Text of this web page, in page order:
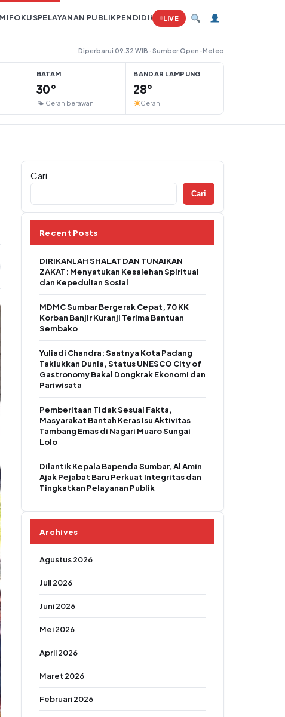
FOKUSPELAYANAN PUBLIKPENDIDIKAN PERTANIANHUKUM
LIVE
Diperbarui 09.32 WIB · Sumber Open-Meteo
BATAM
30°
🌤 Cerah berawan
BANDAR LAMPUNG
28°
Cerah
Cari
Cari
Recent Posts
DIRIKANLAH SHALAT DAN TUNAIKAN
ZAKAT: Menyatukan Kesalehan Spiritual
dan Kepedulian Sosial
MDMC Sumbar Bergerak Cepat, 70 KK
Korban Banjir Kuranji Terima Bantuan
Sembako
Yuliadi Chandra: Saatnya Kota Padang
Taklukkan Dunia, Status UNESCO City of
Gastronomy Bakal Dongkrak Ekonomi dan
Pariwisata
Pemberitaan Tidak Sesuai Fakta,
Masyarakat Bantah Keras Isu Aktivitas
Tambang Emas di Nagari Muaro Sungai
Lolo
Dilantik Kepala Bapenda Sumbar, Al Amin
Ajak Pejabat Baru Perkuat Integritas dan
Tingkatkan Pelayanan Publik
Archives
Agustus 2026
Juli 2026
Juni 2026
Mei 2026
April 2026
Maret 2026
Februari 2026